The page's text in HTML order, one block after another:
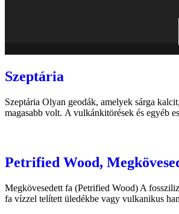
Szeptária
Szeptária Olyan geodák, amelyek sárga
magasabb volt. A vulkánkitörések és egyéb
Petrified Wood,
Megkövesedett fa (Petrified Wood) A
fa vízzel telített üledékbe vagy vulkanikus